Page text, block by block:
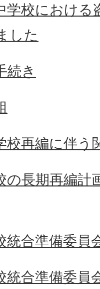
学校における
した
続き
校再編に伴う
の長期再編
統合準備委員
統合準備委員